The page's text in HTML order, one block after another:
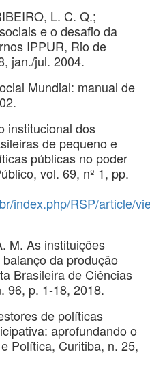
L. C. Q.;
e o desafio da
IPPUR, Rio de
jan./jul. 2004.
Mundial: manual de
institucional dos
de pequeno e
públicas no poder
vol. 69, nº 1, pp.
index.php/RSP/article/
M. As instituições
da produção
Brasileira de Ciências
96, p. 1-18, 2018.
de políticas
aprofundando o
Política, Curitiba, n. 25,